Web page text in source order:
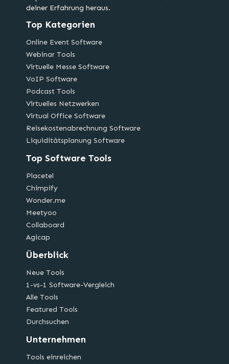
deiner Erfahrung heraus.
Top Kategorien
Online Event Software
Webinar Tools
Virtuelle Messe Software
VoIP Software
Podcast Tools
Virtuelles Netzwerken
Virtual Office Software
Reisekostenabrechnung Software
Liquiditätsplanung Software
Top Software Tools
Placetel
Chimpify
Wonder.me
Meetyoo
Collaboard
Agicap
Überblick
Neue Tools
1-vs-1 Software-Vergleich
Alle Tools
Featured Tools
Durchsuchen
Unternehmen
Tools einreichen